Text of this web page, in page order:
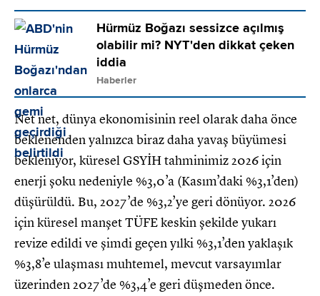
Hürmüz Boğazı sessizce açılmış
olabilir mi? NYT'den dikkat çeken
iddia
Haberler
Net net, dünya ekonomisinin reel olarak daha önce
beklenenden yalnızca biraz daha yavaş büyümesi
bekleniyor, küresel GSYİH tahminimiz 2026 için
enerji şoku nedeniyle %3,0’a (Kasım’daki %3,1’den)
düşürüldü. Bu, 2027’de %3,2’ye geri dönüyor. 2026
için küresel manşet TÜFE keskin şekilde yukarı
revize edildi ve şimdi geçen yılki %3,1’den yaklaşık
%3,8’e ulaşması muhtemel, mevcut varsayımlar
üzerinden 2027’de %3,4’e geri düşmeden önce.